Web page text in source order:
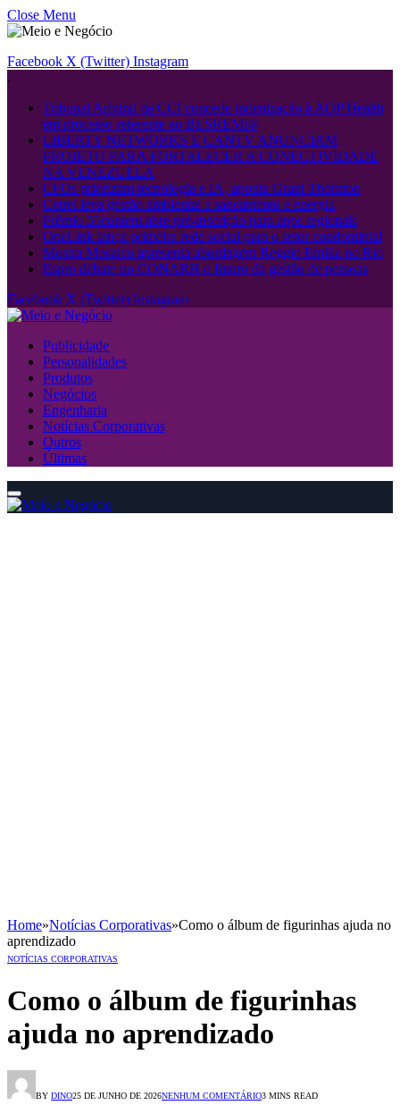
Close Menu
Facebook X (Twitter) Instagram
.
Tribunal Arbitral da CCI concede indenização à AOP Health
em processo referente ao BESREMi®
LIBERTY NETWORKS E CANTV ANUNCIAM
PROJETO PARA FORTALECER A CONECTIVIDADE
NA VENEZUELA
CFOs priorizam tecnologia e IA, aponta Grant Thornton
Cetrel leva gestão ambiental a saneamento e energia
Prêmio 55content abre pré-inscrição para apps regionais
OneLink lança primeira rede social para o setor condominial
Mostra Mosaico apresenta abordagem Reggio Emilia no Rio
Espro debate no CONARH o futuro da gestão de pessoas
Facebook X (Twitter) Instagram
Publicidade
Personalidades
Produtos
Negócios
Engenharia
Notícias Corporativas
Outros
Últimas
Home»Notícias Corporativas»Como o álbum de figurinhas ajuda no
aprendizado
NOTÍCIAS CORPORATIVAS
Como o álbum de figurinhas
ajuda no aprendizado
BY DINO25 DE JUNHO DE 2026NENHUM COMENTÁRIO3 MINS READ